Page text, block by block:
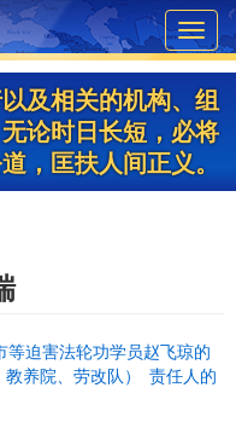
及相关的机构、组
论时日长短，必将
，匡扶人间正义。
养院、劳改队）
等迫害法轮功学员赵飞琼的
责任人的